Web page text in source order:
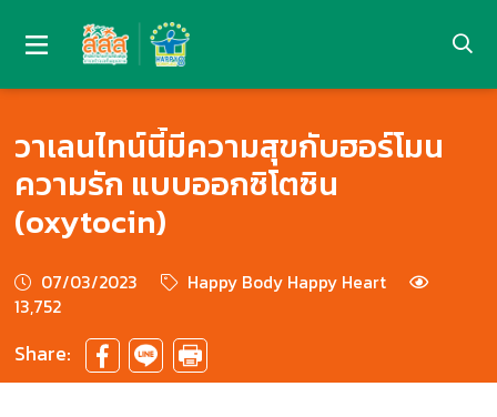
วาเลนไทน์นี้มีความสุขกับฮอร์โมน
ความรัก แบบออกซิโตซิน
(oxytocin)
07/03/2023
Happy Body Happy Heart
13,752
Share: